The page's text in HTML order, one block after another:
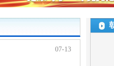
07-13